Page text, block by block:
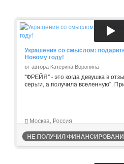
Украшения со смыслом:
Новому году!
от автора Катерина Воронина
"ФРЕЙЯ" - это когда девушка в
серьги, а получила вселенную".
Москва, Россия
НЕ ПОЛУЧИЛ